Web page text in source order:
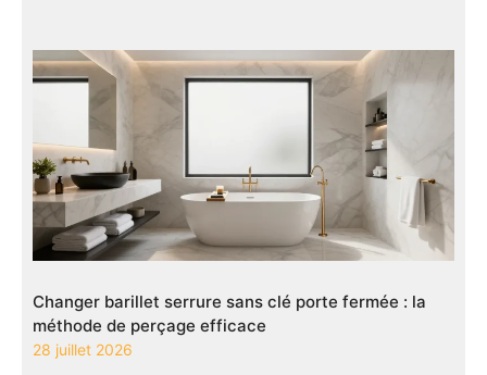
Changer barillet serrure sans clé porte fermée : la
méthode de perçage efficace
28 juillet 2026